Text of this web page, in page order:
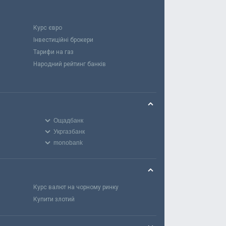
Курс євро
Інвестиційні брокери
Тарифи на газ
Народний рейтинг банків
Ощадбанк
Укргазбанк
monobank
Курс валют на чорному ринку
Купити злотий